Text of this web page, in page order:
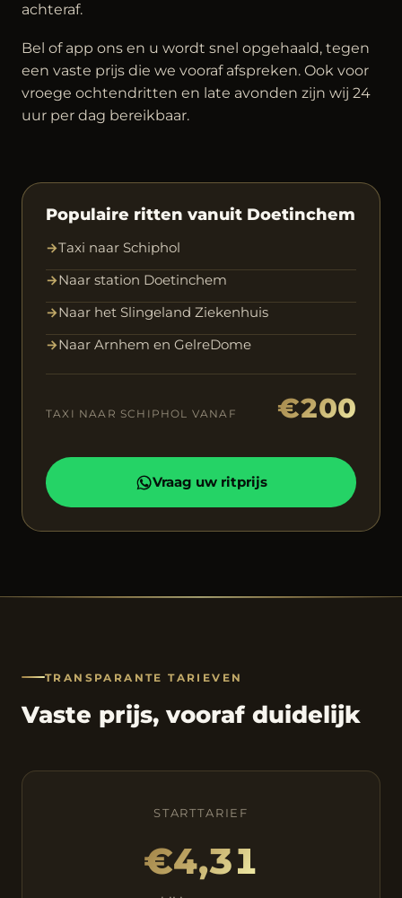
achteraf.
Bel of app ons en u wordt snel opgehaald, tegen
een vaste prijs die we vooraf afspreken. Ook voor
vroege ochtendritten en late avonden zijn wij 24
uur per dag bereikbaar.
Populaire ritten vanuit Doetinchem
→Taxi naar Schiphol
→Naar station Doetinchem
→Naar het Slingeland Ziekenhuis
→Naar Arnhem en GelreDome
TAXI NAAR SCHIPHOL VANAF €200
Vraag uw ritprijs
TRANSPARANTE TARIEVEN
Vaste prijs, vooraf duidelijk
STARTTARIEF
€4,31